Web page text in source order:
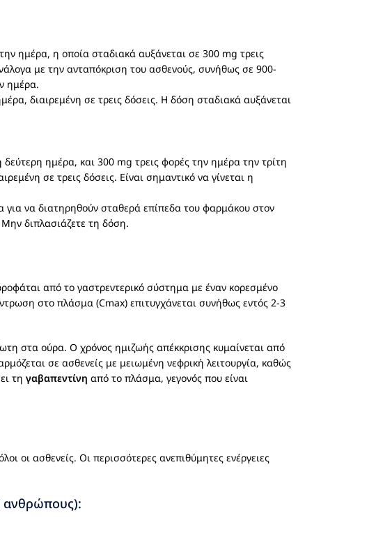
ημέρα, η οποία σταδιακά αυξάνεται σε 300 mg τρεις
με την ανταπόκριση του ασθενούς, συνήθως σε 900-
ημέρα.
διαιρεμένη σε τρεις δόσεις. Η δόση σταδιακά αυξάνεται
ημέρα, και 300 mg τρεις φορές την ημέρα την τρίτη
σε τρεις δόσεις. Είναι σημαντικό να γίνεται η
να διατηρηθούν σταθερά επίπεδα του φαρμάκου στον
διπλασιάζετε τη δόση.
από το γαστρεντερικό σύστημα με έναν κορεσμένο
στο πλάσμα (Cmax) επιτυγχάνεται συνήθως εντός 2-3
στα ούρα. Ο χρόνος ημιζωής απέκκρισης κυμαίνεται από
σε ασθενείς με μειωμένη νεφρική λειτουργία, καθώς
τη γαβαπεντίνη από το πλάσμα, γεγονός που είναι
οι ασθενείς. Οι περισσότερες ανεπιθύμητες ενέργειες
ανθρώπους):